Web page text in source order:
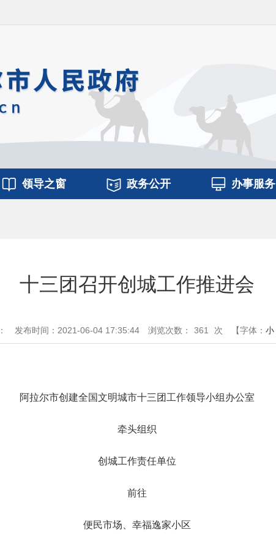
领导之窗 政务公开 办事服务
十三团召开创城工作推进会
发布时间：2021-06-04 17:35:44 浏览次数： 361 次 【字体： 小
阿拉尔市创建全国文明城市十三团工作领导小组办公室
牵头组织
创城工作责任单位
前往
便民市场、幸福逸家小区